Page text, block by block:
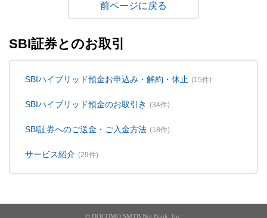
戻る
SBI証券とのお取引
SBIハイブリッド預金お申込み・解約・休止 (15件)
SBIハイブリッド預金のお取引き (34件)
SBI証券へのご送金・ご入金方法 (18件)
サービス紹介 (29件)
© DOCOMO SMTB Net Bank, Inc.